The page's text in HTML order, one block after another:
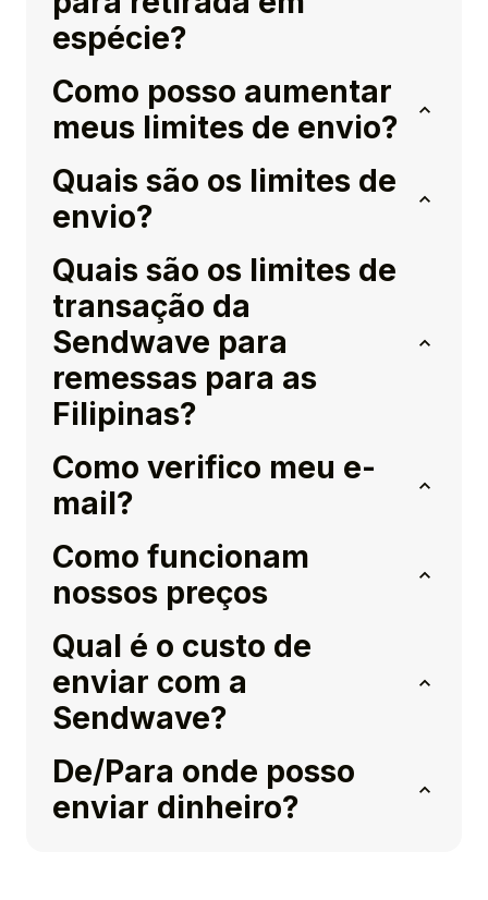
espécie?
Como posso aumentar
meus limites de envio?
Quais são os limites de
envio?
Quais são os limites de
transação da
Sendwave para
remessas para as
Filipinas?
Como verifico meu e-
mail?
Como funcionam
nossos preços
Qual é o custo de
enviar com a
Sendwave?
De/Para onde posso
enviar dinheiro?